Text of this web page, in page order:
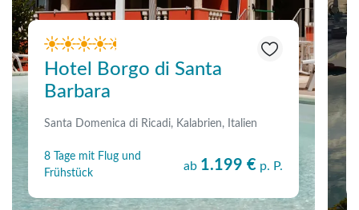
Hotel Borgo di Santa
Barbara
Santa Domenica di Ricadi, Kalabrien, Italien
8 Tage mit Flug und
Frühstück
ab 1.199 € p. P.